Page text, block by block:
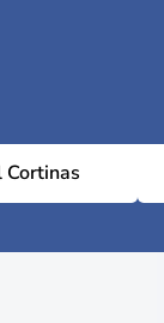
Cortinas